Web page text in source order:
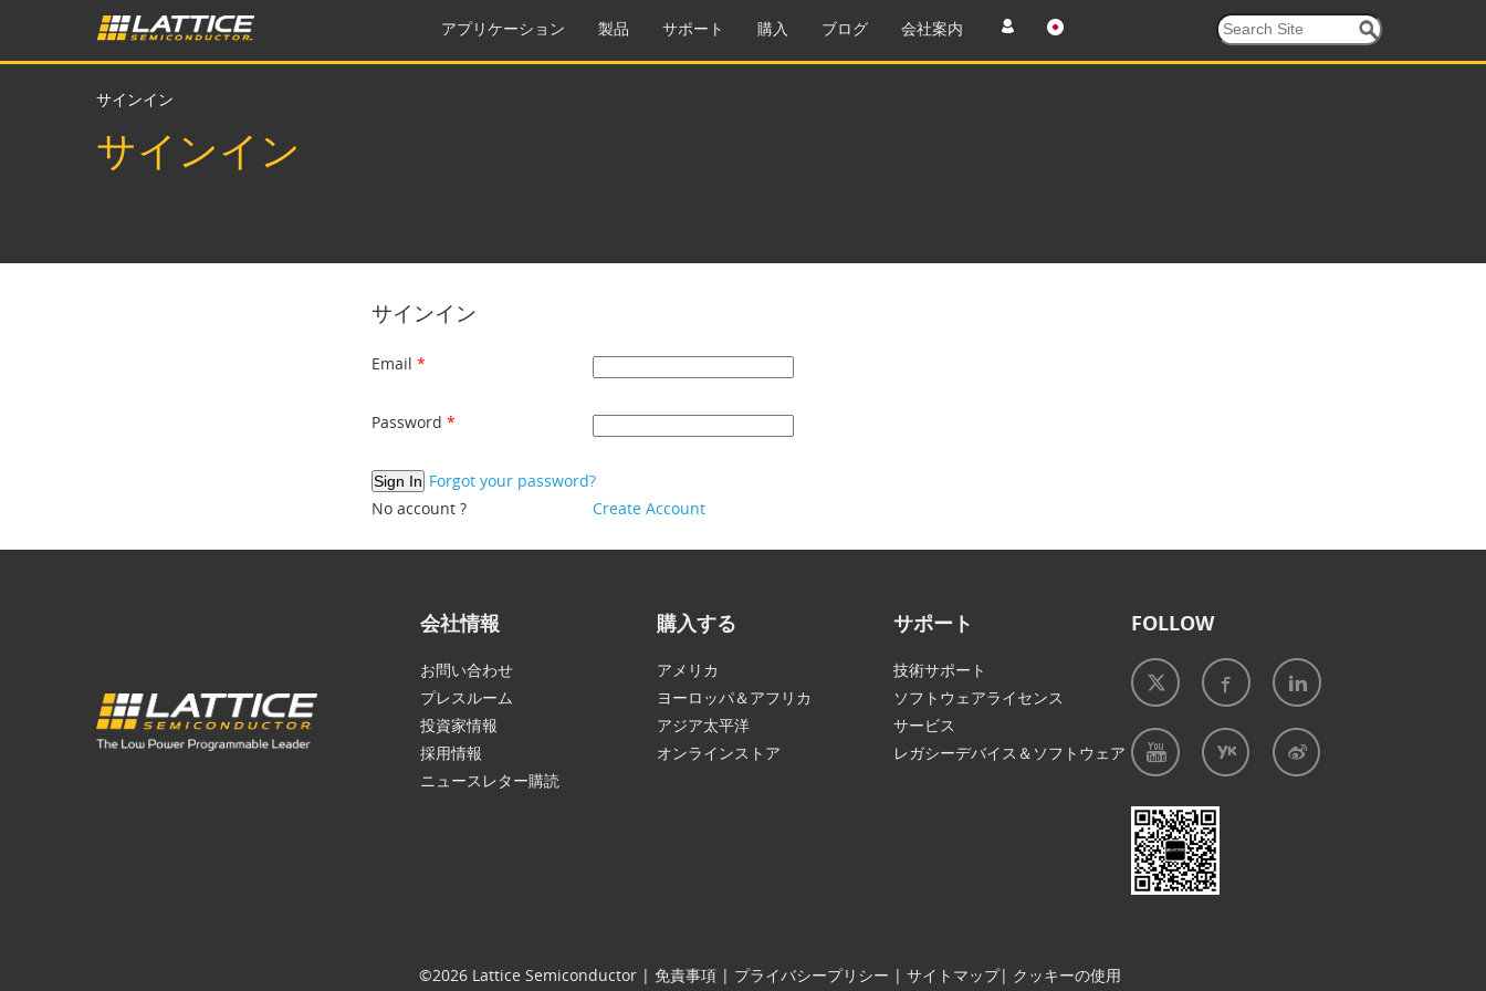
アプリケーション 製品 サポート 購入 ブログ 会社案内
サインイン
サインイン
サインイン
Email
Password
Forgot your password?
No account ?
Create Account
会社情報
お問い合わせ
プレスルーム
投資家情報
採用情報
ニュースレター購読
購入する
アメリカ
ヨーロッパ＆アフリカ
アジア太平洋
オンラインストア
サポート
技術サポート
ソフトウェアライセンス
サービス
レガシーデバイス＆ソフトウェア
FOLLOW
©2026 Lattice Semiconductor | 免責事項 | プライバシープリシー | サイトマップ| クッキーの使用